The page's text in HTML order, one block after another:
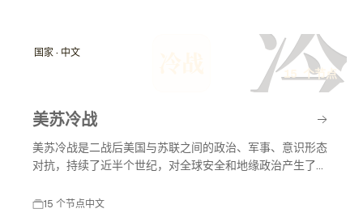
冷
国家 · 中文
15 个节点
美苏冷战
美苏冷战是二战后美国与苏联之间的政治、军事、意识形态
对抗，持续了近半个世纪，对全球安全和地缘政治产生了深
和文化等多个领域的竞争。
15 个节点中文